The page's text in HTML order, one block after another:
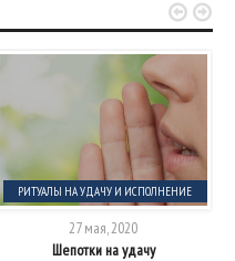
РИТУАЛЫ НА УДАЧУ И ИСПОЛНЕНИЕ
27 мая, 2020
Шепотки на удачу
 